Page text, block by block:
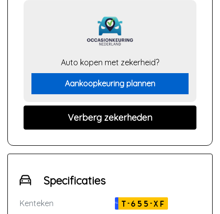
Auto kopen met zekerheid?
Aankoopkeuring plannen
Verberg zekerheden
Specificaties
Kenteken NL
T-655-XF